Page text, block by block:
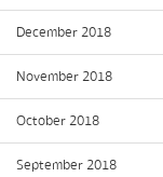
December 2018
November 2018
October 2018
September 2018